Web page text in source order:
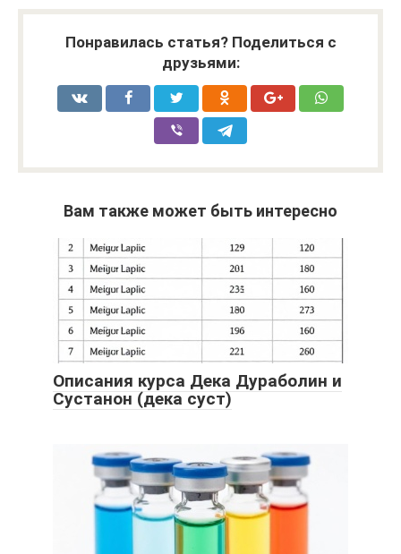
Понравилась статья? Поделиться с
друзьями:
Вам также может быть интересно
Описания курса Дека Дураболин и
Сустанон (дека суст)